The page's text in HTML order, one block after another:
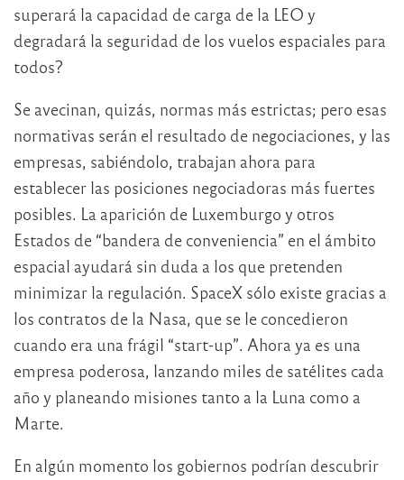
superará la capacidad de carga de la LEO y
degradará la seguridad de los vuelos espaciales para
todos?
Se avecinan, quizás, normas más estrictas; pero esas
normativas serán el resultado de negociaciones, y las
empresas, sabiéndolo, trabajan ahora para
establecer las posiciones negociadoras más fuertes
posibles. La aparición de Luxemburgo y otros
Estados de “bandera de conveniencia” en el ámbito
espacial ayudará sin duda a los que pretenden
minimizar la regulación. SpaceX sólo existe gracias a
los contratos de la Nasa, que se le concedieron
cuando era una frágil “start-up”. Ahora ya es una
empresa poderosa, lanzando miles de satélites cada
año y planeando misiones tanto a la Luna como a
Marte.
En algún momento los gobiernos podrían descubrir